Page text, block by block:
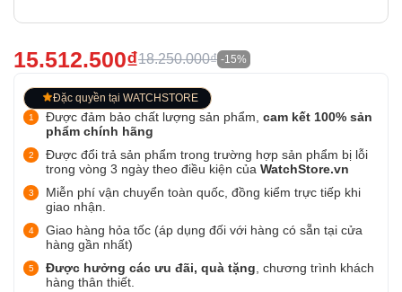
15.512.500₫18.250.000₫ -15%
Đặc quyền tại WATCHSTORE
Được đảm bảo chất lượng sản phẩm, cam kết 100% sản
phẩm chính hãng
Được đổi trả sản phẩm trong trường hợp sản phẩm bị lỗi
trong vòng 3 ngày theo điều kiện của WatchStore.vn
Miễn phí vận chuyển toàn quốc, đồng kiểm trực tiếp khi
giao nhận.
Giao hàng hỏa tốc (áp dụng đối với hàng có sẵn tại cửa
hàng gần nhất)
Được hưởng các ưu đãi, quà tặng , chương trình khách
hàng thân thiết.